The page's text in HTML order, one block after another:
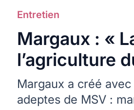
Entretien
Margaux : «
l’agriculture
Margaux a créé
adeptes de MSV :